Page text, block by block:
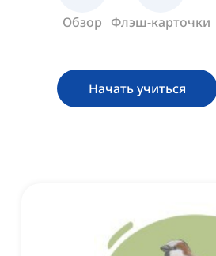
Обзор Флэш-карточки
Начать учиться